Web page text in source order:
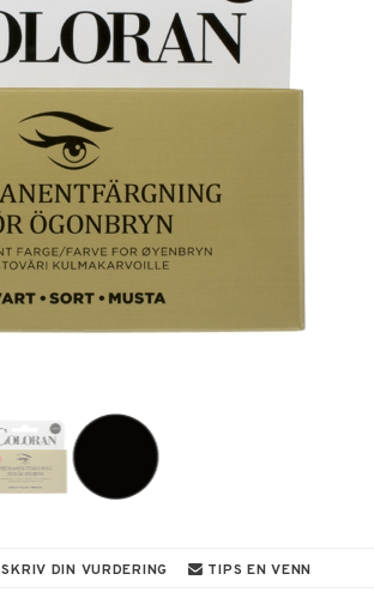
SKRIV DIN VURDERING TIPS EN VENN